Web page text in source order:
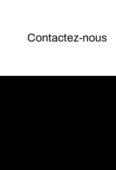
Contactez-nous